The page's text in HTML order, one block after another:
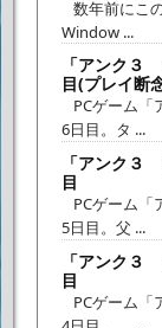
数年前にこ
Window ...
「アンク
目(プレイ断
PCゲーム
6日目。タ ...
「アンク
目
PCゲーム
5日目。父 ...
「アンク
目
PCゲーム